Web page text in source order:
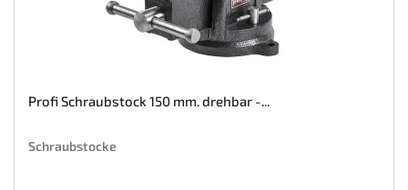
Profi Schraubstock 150 mm. drehbar -...
Schraubstocke